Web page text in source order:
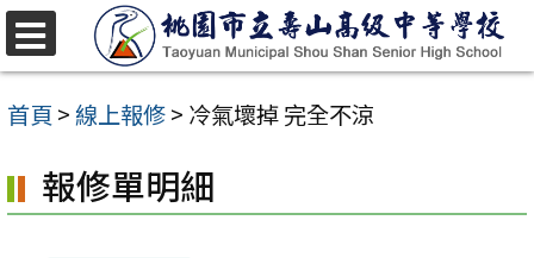
跳
至
主
內
容
首頁 >線上報修> 冷氣壞掉 完全不涼
報修單明細
選
單